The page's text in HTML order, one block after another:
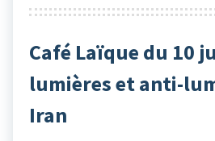
Café Laïque du 10
lumières et anti-
Iran